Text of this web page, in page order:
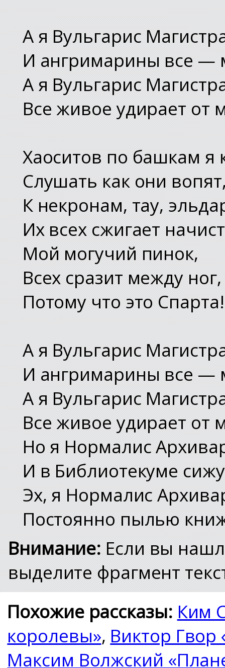
А я Вульгарис
И ангримарины все —
А я Вульгарис
Все живое удирает от
Хаоситов по башкам я
Слушать как они
К некронам, тау,
Их всех сжигает
Мой могучий пинок,
Всех сразит между ног,
Потому что это
А я Вульгарис
И ангримарины все —
А я Вульгарис
Все живое удирает от
Но я Нормалис
И в Библиотекуме
Эх, я Нормалис
Постоянно пылью
Внимание: Если вы
выделите фрагмент
Похожие рассказы: Ким
королевы», Виктор Гвор
Максим Волжский